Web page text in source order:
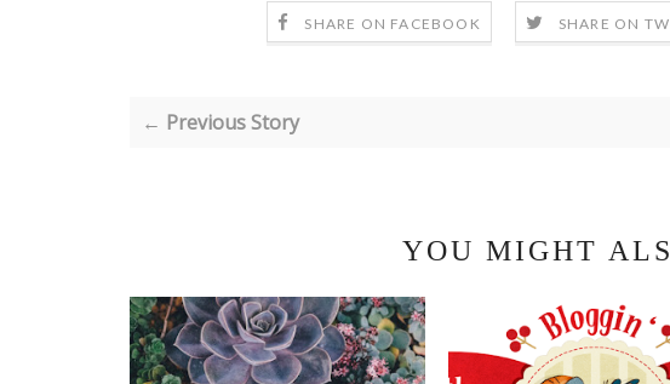
SHARE ON FACEBOOK SHARE ON
← Previous Story
YOU MIGHT